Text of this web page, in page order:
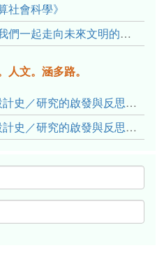
社會科學》
《台灣紀行》推薦序：讓我們一起走向未來文明的備忘錄
人文。涵多路。
看見社會： STS 觀點對設計史／研究的啟發與反思（下）
看見社會： STS 觀點對設計史／研究的啟發與反思（上）